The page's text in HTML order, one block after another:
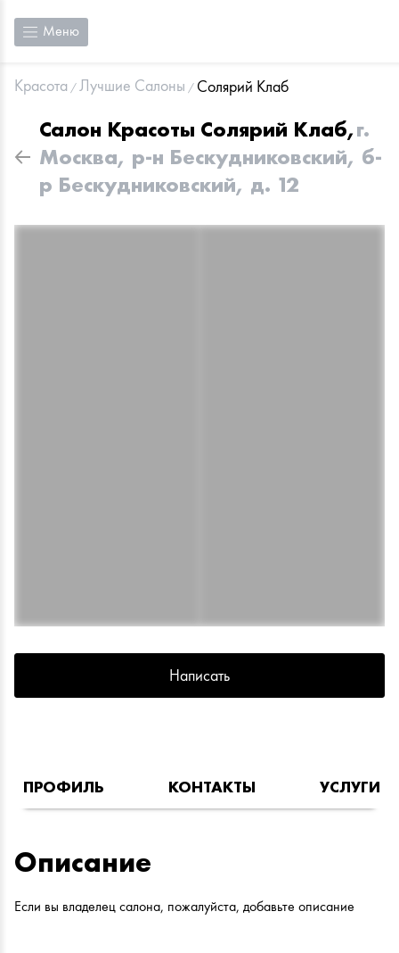
Меню
Красота Лучшие Салоны Солярий Клаб
Салон Красоты Солярий Клаб,г.
Москва, р-н Бескудниковский, б-
р Бескудниковский, д. 12
Написать
ПРОФИЛЬ КОНТАКТЫ УСЛУГИ
Описание
Если вы владелец салона, пожалуйста, добавьте описание